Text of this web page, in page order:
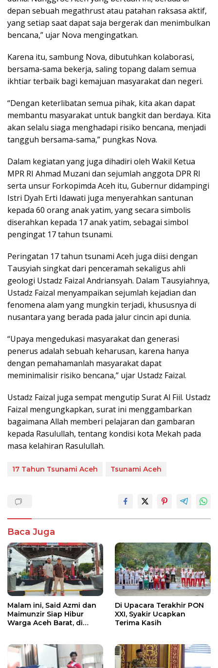
depan sebuah megathrust atau patahan raksasa aktif,
yang setiap saat dapat saja bergerak dan menimbulkan
bencana,” ujar Nova mengingatkan.
Karena itu, sambung Nova, dibutuhkan kolaborasi,
bersama-sama bekerja, saling topang dalam semua
ikhtiar terbaik bagi kemajuan masyarakat dan negeri.
“Dengan keterlibatan semua pihak, kita akan dapat
membantu masyarakat untuk bangkit dan berdaya. Kita
akan selalu siaga menghadapi risiko bencana, menjadi
tangguh bersama-sama,” pungkas Nova.
Dalam kegiatan yang juga dihadiri oleh Wakil Ketua
MPR RI Ahmad Muzani dan sejumlah anggota DPR RI
serta unsur Forkopimda Aceh itu, Gubernur didampingi
Istri Dyah Erti Idawati juga menyerahkan santunan
kepada 60 orang anak yatim, yang secara simbolis
diserahkan kepada 17 anak yatim, sebagai simbol
pengingat 17 tahun tsunami.
Peringatan 17 tahun tsunami Aceh juga diisi dengan
Tausyiah singkat dari penceramah sekaligus ahli
geologi Ustadz Faizal Andriansyah. Dalam Tausyiahnya,
Ustadz Faizal menyampaikan sejumlah kejadian dan
fenomena alam yang mungkin terjadi, khususnya di
nusantara yang berada pada jalur cincin api dunia.
“Upaya mengedukasi masyarakat dan generasi
penerus adalah sebuah keharusan, karena hanya
dengan pemahamanlah masyarakat dapat
meminimalisir risiko bencana,” ujar Ustadz Faizal.
Ustadz Faizal juga sempat mengutip Surat Al Fiil. Ustadz
Faizal mengungkapkan, surat ini menggambarkan
bagaimana Allah memberi pelajaran dan gambaran
kepada Rasulullah, tentang kondisi kota Mekah pada
masa kelahiran Rasulullah.
17 Tahun Tsunami Aceh Tsunami Aceh
Baca Juga
Malam ini, Said Azmi dan
Maimunzir Siap Hibur
Warga Aceh Barat, di
Di Upacara Terakhir PON
XXI, Syakir Ucapkan
Terima Kasih